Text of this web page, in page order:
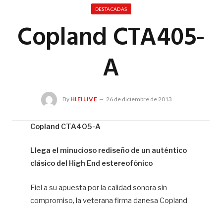
DESTACADAS
Copland CTA405-
A
By HIFILIVE 26 de diciembre de 2013
Copland CTA405-A
Llega el minucioso rediseño de un auténtico
clásico del High End estereofónico
Fiel a su apuesta por la calidad sonora sin
compromiso, la veterana firma danesa Copland